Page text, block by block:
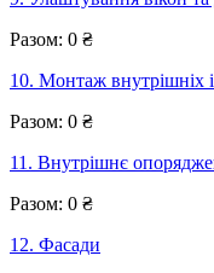
Разом: 0 ₴
10. Монтаж внутрішніх
Разом: 0 ₴
11. Внутрішнє
Разом: 0 ₴
12. Фасади